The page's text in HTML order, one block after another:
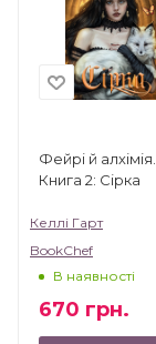
Фейрі й алхімія.
Книга 2: Сірка
Келлі Гарт
BookChef
В наявності
670 грн.